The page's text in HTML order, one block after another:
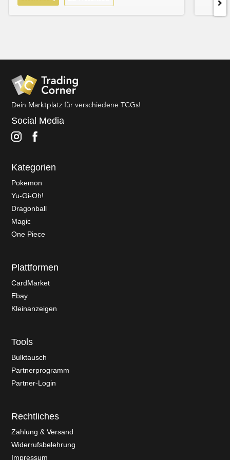
Dein Marktplatz für verschiedene TCGs!
Social Media
Kategorien
Pokemon
Yu-Gi-Oh!
Dragonball
Magic
One Piece
Plattformen
CardMarket
Ebay
Kleinanzeigen
Tools
Bulktausch
Partnerprogramm
Partner-Login
Rechtliches
Zahlung & Versand
Widerrufsbelehrung
Impressum